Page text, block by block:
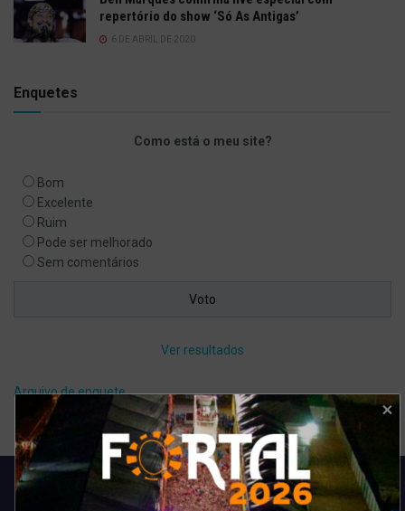
repertório do show ‘Só As Antigas’
6 DE ABRIL DE 2020
Enquetes
Como está o meu site?
Bom
Excelente
Ruim
Pode ser melhorado
Sem comentários
Ver resultados
Arquivo de enquete